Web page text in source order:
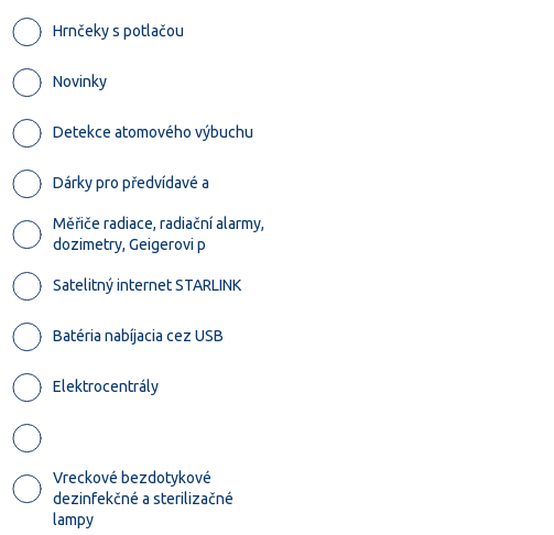
Hrnčeky s potlačou
Novinky
Detekce atomového výbuchu
Dárky pro předvídavé a
Měřiče radiace, radiační alarmy,
dozimetry, Geigerovi p
Satelitný internet STARLINK
Batéria nabíjacia cez USB
Elektrocentrály
Vreckové bezdotykové
dezinfekčné a sterilizačné
lampy